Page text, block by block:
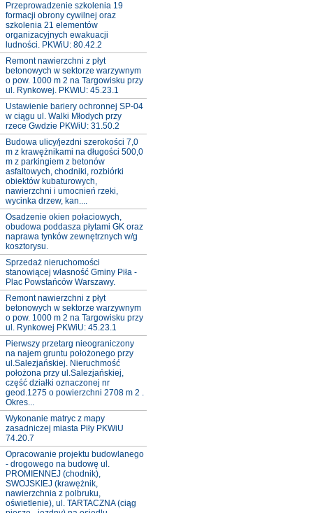
Przeprowadzenie szkolenia 19
formacji obrony cywilnej oraz
szkolenia 21 elementów
organizacyjnych ewakuacji
ludności. PKWiU: 80.42.2
Remont nawierzchni z płyt
betonowych w sektorze warzywnym
o pow. 1000 m 2 na Targowisku przy
ul. Rynkowej. PKWiU: 45.23.1
Ustawienie bariery ochronnej SP-04
w ciągu ul. Walki Młodych przy
rzece Gwdzie PKWiU: 31.50.2
Budowa ulicy/jezdni szerokości 7,0
m z krawężnikami na długości 500,0
m z parkingiem z betonów
asfaltowych, chodniki, rozbiórki
obiektów kubaturowych,
nawierzchni i umocnień rzeki,
wycinka drzew, kan....
Osadzenie okien połaciowych,
obudowa poddasza płytami GK oraz
naprawa tynków zewnętrznych w/g
kosztorysu.
Sprzedaż nieruchomości
stanowiącej własność Gminy Piła -
Plac Powstańców Warszawy.
Remont nawierzchni z płyt
betonowych w sektorze warzywnym
o pow. 1000 m 2 na Targowisku przy
ul. Rynkowej PKWiU: 45.23.1
Pierwszy przetarg nieograniczony
na najem gruntu położonego przy
ul.Salezjańskiej. Nieruchmość
położona przy ul.Salezjańskiej,
część działki oznaczonej nr
geod.1275 o powierzchni 2708 m 2 .
Okres...
Wykonanie matryc z mapy
zasadniczej miasta Piły PKWiU
74.20.7
Opracowanie projektu budowlanego
- drogowego na budowę ul.
PROMIENNEJ (chodnik),
SWOJSKIEJ (krawężnik,
nawierzchnia z polbruku,
oświetlenie), ul. TARTACZNA (ciąg